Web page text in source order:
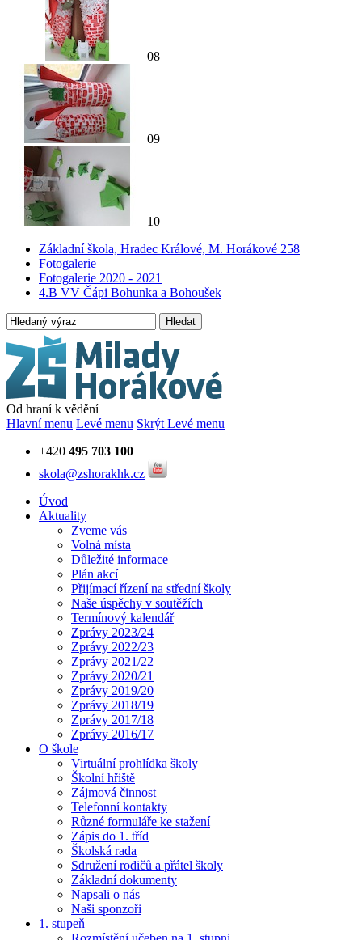
08
09
10
Základní škola, Hradec Králové, M. Horákové 258
Fotogalerie
Fotogalerie 2020 - 2021
4.B VV Čápi Bohunka a Bohoušek
Hledat
Od hraní k vědění
Hlavní menu Levé menu Skrýt Levé menu
+420 495 703 100
skola@zshorakhk.cz
Úvod
Aktuality
Zveme vás
Volná místa
Důležité informace
Plán akcí
Přijímací řízení na střední školy
Naše úspěchy v soutěžích
Termínový kalendář
Zprávy 2023/24
Zprávy 2022/23
Zprávy 2021/22
Zprávy 2020/21
Zprávy 2019/20
Zprávy 2018/19
Zprávy 2017/18
Zprávy 2016/17
O škole
Virtuální prohlídka školy
Školní hřiště
Zájmová činnost
Telefonní kontakty
Různé formuláře ke stažení
Zápis do 1. tříd
Školská rada
Sdružení rodičů a přátel školy
Základní dokumenty
Napsali o nás
Naši sponzoři
1. stupeň